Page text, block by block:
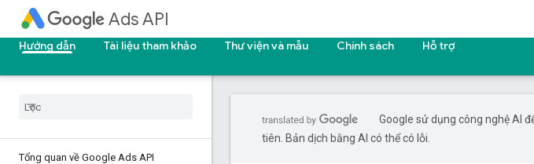
Ads API
Hướng dẫn Tài liệu tham khảo Thư viện và mẫu Chính sách Hỗ trợ
Tổng quan về Google Ads API
Google sử dụng công nghệ AI
tiên. Bản dịch bằng AI có thể có lỗi.